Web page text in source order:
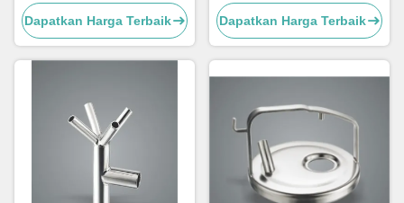
Dapatkan Harga Terbaik
penyusuan jenis kerang,
cangkir susu
Dapatkan Harga Terbaik